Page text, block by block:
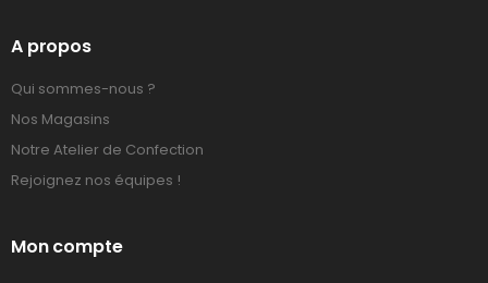
A propos
Qui sommes-nous ?
Nos Magasins
Notre Atelier de Confection
Rejoignez nos équipes !
Mon compte